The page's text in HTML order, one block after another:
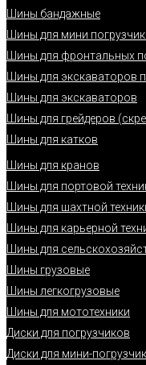
Шины бандажные
Шины для мини
Шины для фронтальных
Шины для экскаваторов
Шины для экскаваторов
Шины для грейдеров
Шины для катков
Шины для кранов
Шины для портовой
Шины для шахтной
Шины для карьерной
Шины для
Шины грузовые
Шины легкогрузовые
Шины для мототехники
Диски для погрузчиков
Диски для мини-